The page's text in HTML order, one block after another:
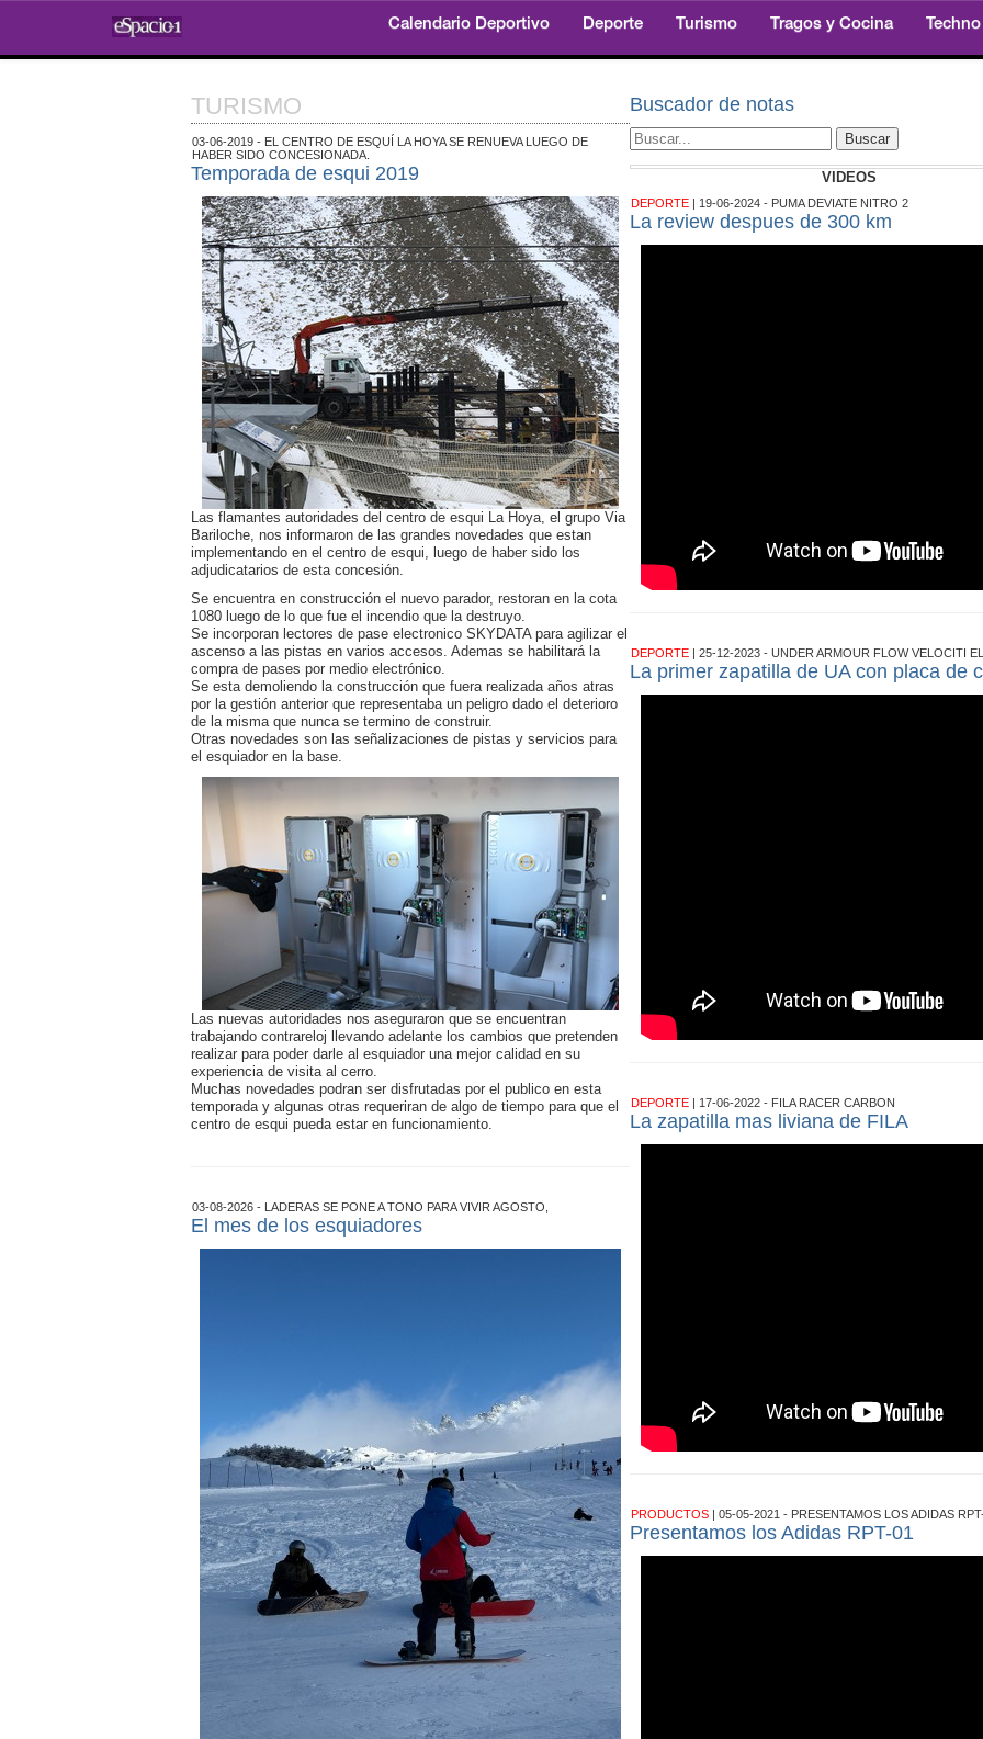
Calendario Deportivo Deporte Turismo Tragos y Cocina Techno
TURISMO
03-06-2019 - EL CENTRO DE ESQUÍ LA HOYA SE RENUEVA LUEGO DE
HABER SIDO CONCESIONADA.
Temporada de esqui 2019
Las flamantes autoridades del centro de esqui La Hoya, el grupo Via
Bariloche, nos informaron de las grandes novedades que estan
implementando en el centro de esqui, luego de haber sido los
adjudicatarios de esta concesión.
Se encuentra en construcción el nuevo parador, restoran en la cota
1080 luego de lo que fue el incendio que la destruyo.
Se incorporan lectores de pase electronico SKYDATA para agilizar el
ascenso a las pistas en varios accesos. Ademas se habilitará la
compra de pases por medio electrónico.
Se esta demoliendo la construcción que fuera realizada años atras
por la gestión anterior que representaba un peligro dado el deterioro
de la misma que nunca se termino de construir.
Otras novedades son las señalizaciones de pistas y servicios para
el esquiador en la base.
Las nuevas autoridades nos aseguraron que se encuentran
trabajando contrareloj llevando adelante los cambios que pretenden
realizar para poder darle al esquiador una mejor calidad en su
experiencia de visita al cerro.
Muchas novedades podran ser disfrutadas por el publico en esta
temporada y algunas otras requeriran de algo de tiempo para que el
centro de esqui pueda estar en funcionamiento.
03-08-2026 - LADERAS SE PONE A TONO PARA VIVIR AGOSTO,
El mes de los esquiadores
Buscador de notas
VIDEOS
DEPORTE | 19-06-2024 - PUMA DEVIATE NITRO 2
La review despues de 300 km
DEPORTE | 25-12-2023 - UNDER ARMOUR FLOW VELOCITI
La primer zapatilla de UA con placa de
DEPORTE | 17-06-2022 - FILA RACER CARBON
La zapatilla mas liviana de FILA
PRODUCTOS | 05-05-2021 - PRESENTAMOS LOS ADIDAS
Presentamos los Adidas RPT-01